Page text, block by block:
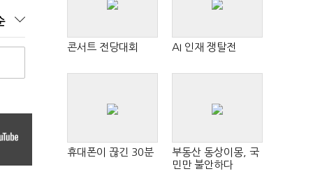
콘서트 전당대회 AI 인재 쟁탈전
휴대폰이 끊긴 30분
부동산 동상이몽, 국
민만 불안하다